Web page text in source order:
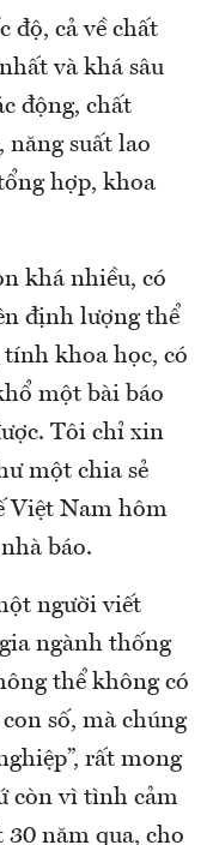
độ, cả về chất
và khá sâu
động, chất
suất lao
hợp, khoa
khá nhiều, có
định lượng thể
khoa học, có
một bài báo
Tôi chỉ xin
một chia sẻ
Việt Nam hôm
báo.
người viết
ngành thống
thể không có
số, mà chúng
rất mong
còn vì tình cảm
30 năm qua, cho